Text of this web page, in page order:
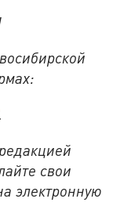
.
свои
электронную